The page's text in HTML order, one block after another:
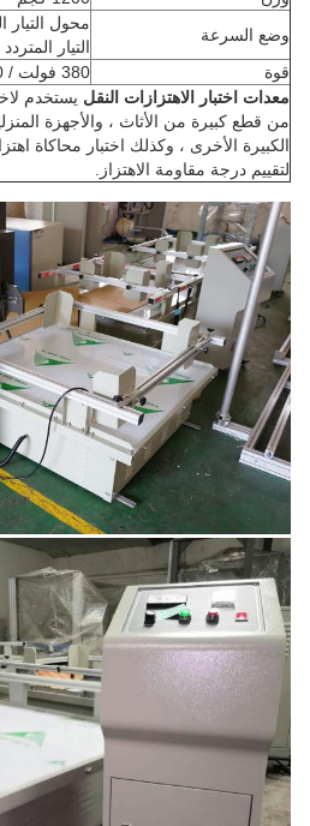
وضع السرعة
محول التيار
التيار المتردد
قوة
380 فولت / 220 فولت ، 50 هرتز
معدات اختبار الاهتزازات النقل يستخدم
من قطع كبيرة من الأثاث ، والأجهزة
الكبيرة الأخرى ، وكذلك اختبار محاكاة
لتقييم درجة مقاومة الاهتزاز.